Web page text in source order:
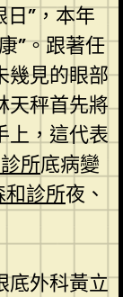
”，本年
”。跟著任
幾見的眼部
天秤首先將
上，這代表
所底病變
和診所夜、
底外科黃立